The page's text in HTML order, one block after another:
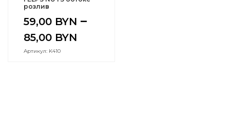
розлив
59,00 BYN –
85,00 BYN
Артикул: K410